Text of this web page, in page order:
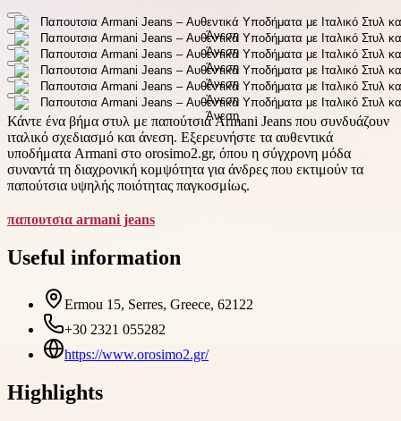
Κάντε ένα βήμα στυλ με παπούτσια Armani Jeans που συνδυάζουν
ιταλικό σχεδιασμό και άνεση. Εξερευνήστε τα αυθεντικά
υποδήματα Armani στο orosimo2.gr, όπου η σύγχρονη μόδα
συναντά τη διαχρονική κομψότητα για άνδρες που εκτιμούν τα
παπούτσια υψηλής ποιότητας παγκοσμίως.
παπουτσια armani jeans
Useful information
Ermou 15, Serres, Greece, 62122
+30 2321 055282
https://www.orosimo2.gr/
Highlights